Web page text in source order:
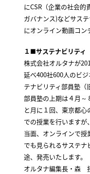
にCSR（企業の社会的
ガバナンス)などサス
にオンライン動画コン
１■サステナビリティ
株式会社オルタナが
延べ400社600人のビ
テナビリティ部員塾（
部員塾の上期は４月～
と月に１回、東京都心
での授業を行いますが
当面、オンラインで授
でも見られるサステ
途、発売いたします。
オルタナ編集長・森